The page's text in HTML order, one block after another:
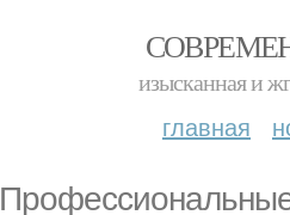
изысканная и
главная